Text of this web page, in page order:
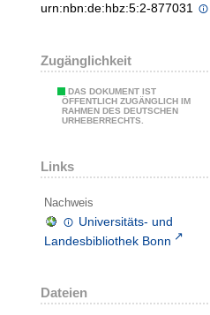
urn:nbn:de:hbz:5:2-877031
Zugänglichkeit
DAS DOKUMENT IST
ÖFFENTLICH ZUGÄNGLICH IM
RAHMEN DES DEUTSCHEN
URHEBERRECHTS.
Links
Nachweis
Universitäts- und
Landesbibliothek Bonn
Dateien